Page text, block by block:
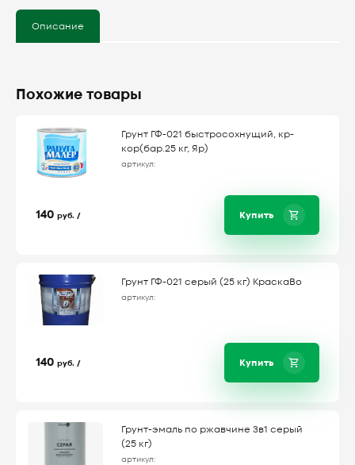
Описание
Похожие товары
Грунт ГФ-021 быстросохнущий, кр-
кор(бар.25 кг, Яр)
артикул:
140 руб. / Купить
Грунт ГФ-021 серый (25 кг) КраскаВо
артикул:
140 руб. / Купить
Грунт-эмаль по ржавчине 3в1 серый
(25 кг)
артикул: